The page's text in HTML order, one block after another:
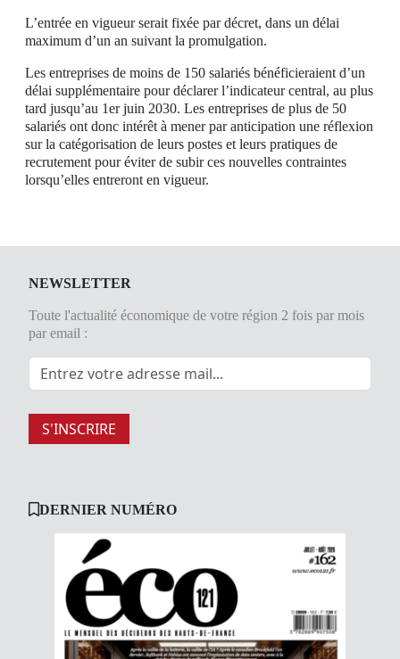
L’entrée en vigueur serait fixée par décret, dans un délai
maximum d’un an suivant la promulgation.
Les entreprises de moins de 150 salariés bénéficieraient d’un
délai supplémentaire pour déclarer l’indicateur central, au plus
tard jusqu’au 1er juin 2030. Les entreprises de plus de 50
salariés ont donc intérêt à mener par anticipation une réflexion
sur la catégorisation de leurs postes et leurs pratiques de
recrutement pour éviter de subir ces nouvelles contraintes
lorsqu’elles entreront en vigueur.
NEWSLETTER
Toute l'actualité économique de votre région 2 fois par mois
par email :
S'INSCRIRE
DERNIER NUMÉRO